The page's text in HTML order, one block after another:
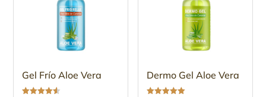
Gel Frío Aloe Vera Dermo Gel Aloe Vera